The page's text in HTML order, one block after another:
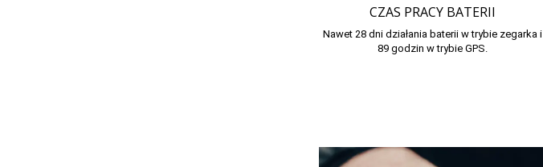
CZAS PRACY BATERII
Nawet 28 dni działania baterii w trybie zegarka i
89 godzin w trybie GPS.